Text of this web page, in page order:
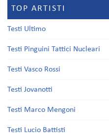
TOP ARTISTI
Testi Ultimo
Testi Pinguini Tattici Nucleari
Testi Vasco Rossi
Testi Jovanotti
Testi Marco Mengoni
Testi Lucio Battisti